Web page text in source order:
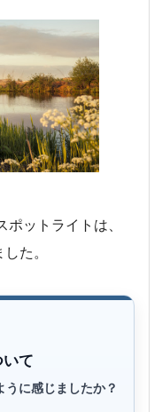
ットライトは、
た。
て
に感じましたか？